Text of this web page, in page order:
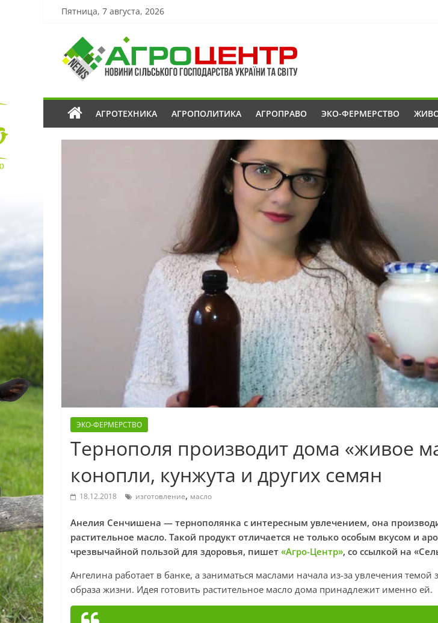
Пятница, 7 августа, 2026
АГРОТЕХНИКА АГРОПОЛИТИКА АГРОПРАВО ЭКО-ФЕРМЕРСТВО
ЭКО-ФЕРМЕРСТВО
Тернополя производит дома «живое
конопли, кунжута и других семян
18.12.2018 изготовление, масло
Анелия Сенчишена — тернополянка с интересным увлечением, она
растительное масло. Такой продукт отличается не только особым вкусом и
чрезвычайной пользой для здоровья, пишет «Агро-Центр», со ссылкой на
Ангелина работает в банке, а заниматься маслами начала из-за увлечения темой
образа жизни. Идея готовить растительное масло дома принадлежит именно ей.